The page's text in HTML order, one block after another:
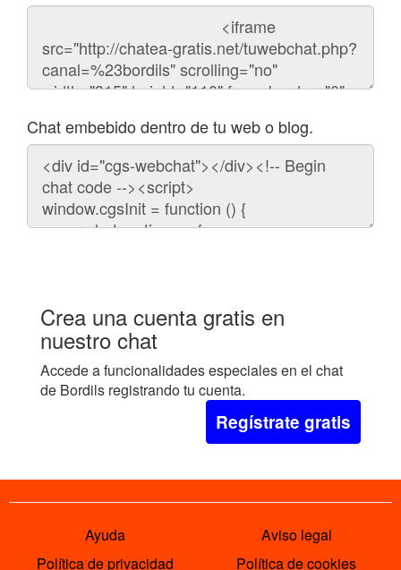
Código
chat
Chat embebido dentro de tu web o blog.
Código
para
embeber
chat
Crea una cuenta gratis en
nuestro chat
Accede a funcionalidades especiales en el chat
de Bordils registrando tu cuenta.
Regístrate gratis
Ayuda
Aviso legal
Política de privacidad
Política de cookies